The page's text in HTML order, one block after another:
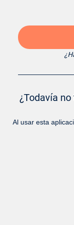
¿Todavía
Al usar esta